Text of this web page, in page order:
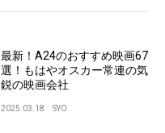
最新！A24のおすすめ映画67
選！もはやオスカー常連の気
鋭の映画会社
2025.03.18 SYO